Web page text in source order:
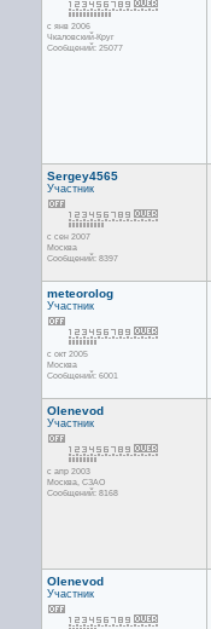
с янв 2006
Чкаловский-Круг
Сообщений: 25077
Sergey4565
Участник
с сен 2007
Москва
Сообщений: 8397
meteorolog
Участник
с окт 2005
Москва
Сообщений: 6001
Olenevod
Участник
с апр 2003
Москва, СЗАО
Сообщений: 8168
Olenevod
Участник